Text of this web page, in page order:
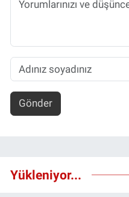
Gönder
Yükleniyor...